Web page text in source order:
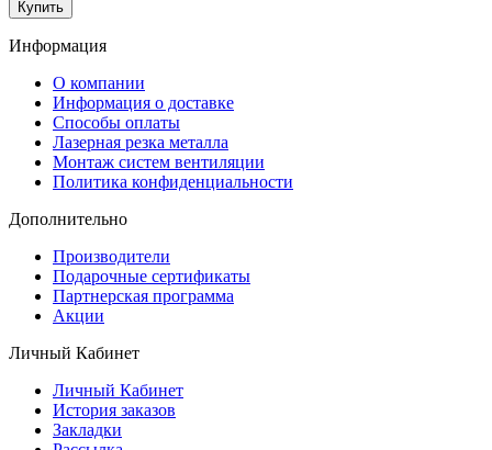
Купить
Информация
O компании
Информация о доставке
Способы оплаты
Лазерная резка металла
Монтаж систем вентиляции
Политика конфиденциальности
Дополнительно
Производители
Подарочные сертификаты
Партнерская программа
Акции
Личный Кабинет
Личный Кабинет
История заказов
Закладки